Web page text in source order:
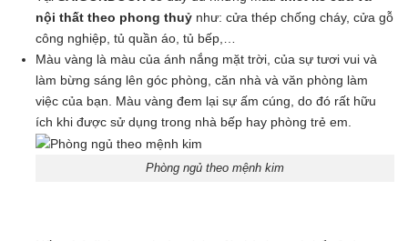
nội thất theo phong thuỷ như: cửa thép chống cháy, cửa gỗ
công nghiệp, tủ quần áo, tủ bếp,…
Màu vàng là màu của ánh nắng mặt trời, của sự tươi vui và
làm bừng sáng lên góc phòng, căn nhà và văn phòng làm
việc của bạn. Màu vàng đem lại sự ấm cúng, do đó rất hữu
ích khi được sử dụng trong nhà bếp hay phòng trẻ em.
Phòng ngủ theo mệnh kim